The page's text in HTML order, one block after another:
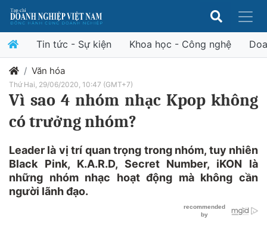
Tin tức - Sự kiện Khoa học - Công nghệ
Văn hóa
Thứ Hai, 29/06/2020, 10:47 (GMT+7)
Vì sao 4 nhóm nhạc Kpop không
có trưởng nhóm?
Leader là vị trí quan trọng trong nhóm, tuy nhiên
Black Pink, K.A.R.D, Secret Number, iKON là
những nhóm nhạc hoạt động mà không cần
người lãnh đạo.